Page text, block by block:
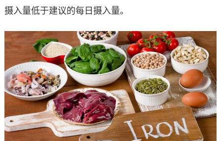
摄入量低于建议的每日摄入量。